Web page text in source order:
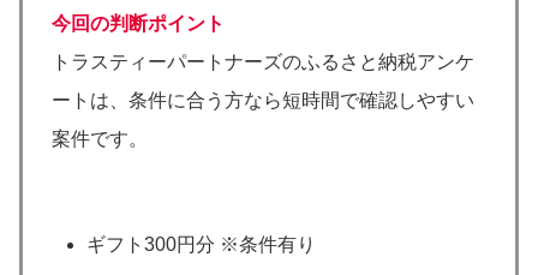
今回の判断ポイント
トラスティーパートナーズのふるさと納税アンケ
ートは、条件に合う方なら短時間で確認しやすい
案件です。
ギフト300円分 ※条件有り